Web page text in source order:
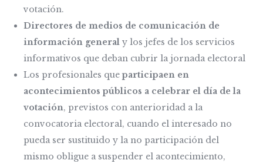
votación.
Directores de medios de comunicación de
información general y los jefes de los servicios
informativos que deban cubrir la jornada electoral
Los profesionales que participaen en
acontecimientos públicos a celebrar el día de la
votación, previstos con anterioridad a la
convocatoria electoral, cuando el interesado no
pueda ser sustituido y la no participación del
mismo obligue a suspender el acontecimiento,